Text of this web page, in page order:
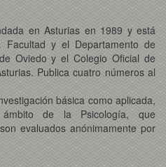
en Asturias en 1989 y está
Facultad y el Departamento de
Oviedo y el Colegio Oficial de
Publica cuatro números al
básica como aplicada,
ámbito de la Psicología, que
evaluados anónimamente por